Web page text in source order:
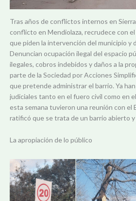
Tras años de conflictos internos en
conflicto en Mendiolaza, recrudece con
que piden la intervención del municipio y
Denuncian ocupación ilegal del espacio
ilegales, cobros indebidos y daños a la
parte de la Sociedad por Acciones
que pretende administrar el barrio. Ya
judiciales tanto en el fuero civil como en
esta semana tuvieron una reunión con el
ratificó que se trata de un barrio abierto
La apropiación de lo público